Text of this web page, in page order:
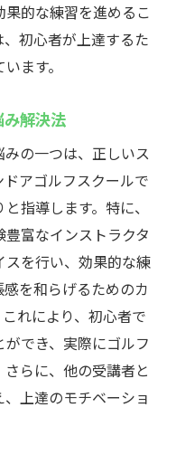
的な練習を進めるこ
初心者が上達するた
ます。
解決法
の一つは、正しいス
アゴルフスクールで
指導します。特に、
富なインストラクタ
を行い、効果的な練
を和らげるためのカ
れにより、初心者で
でき、実際にゴルフ
らに、他の受講者と
上達のモチベーショ